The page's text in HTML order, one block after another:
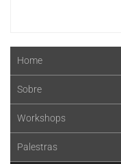
Home
Sobre
Workshops
Palestras